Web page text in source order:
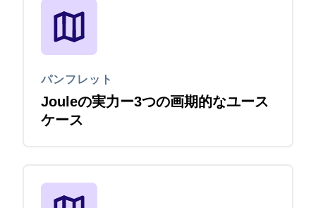
パンフレット
Jouleの実力ー3つの画期的なユース
ケース